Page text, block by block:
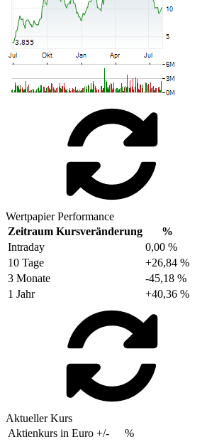
Wertpapier Performance
Zeitraum Kursveränderung
%
Intraday
0,00 %
10 Tage
+26,84 %
3 Monate
-45,18 %
1 Jahr
+40,36 %
Aktueller Kurs
Aktienkurs in Euro +/-
%